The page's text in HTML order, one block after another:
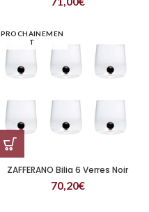
PROCHAINEMEN
T
ZAFFERANO Bilia 6 Verres Noir
70,20€